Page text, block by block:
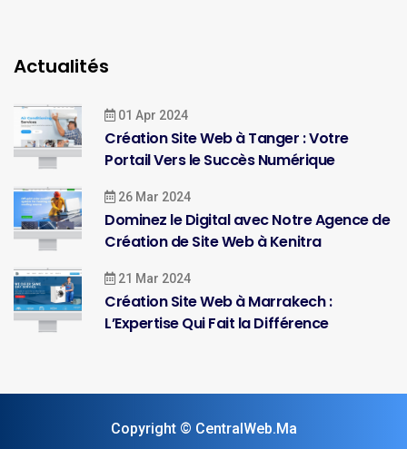
Actualités
01 Apr 2024
Création Site Web à Tanger : Votre
Portail Vers le Succès Numérique
26 Mar 2024
Dominez le Digital avec Notre Agence de
Création de Site Web à Kenitra
21 Mar 2024
Création Site Web à Marrakech :
L’Expertise Qui Fait la Différence
Copyright © CentralWeb.Ma